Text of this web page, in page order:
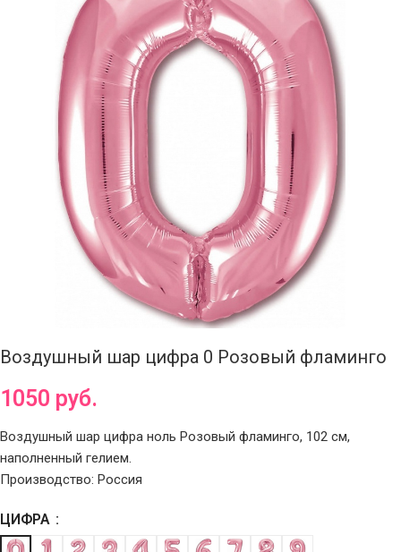
Воздушный шар цифра 0 Розовый фламинго
1050 руб.
Воздушный шар цифра ноль Розовый фламинго, 102 см,
наполненный гелием.
Производство: Россия
ЦИФРА